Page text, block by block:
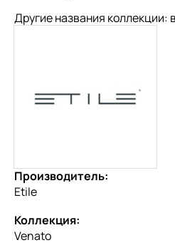
Другие названия коллекции:
Производитель:
Etile
Коллекция:
Venato